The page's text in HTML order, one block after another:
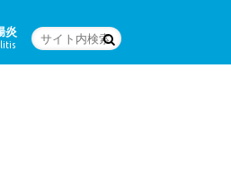
炎